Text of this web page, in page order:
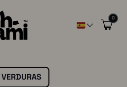
0
VERDURAS